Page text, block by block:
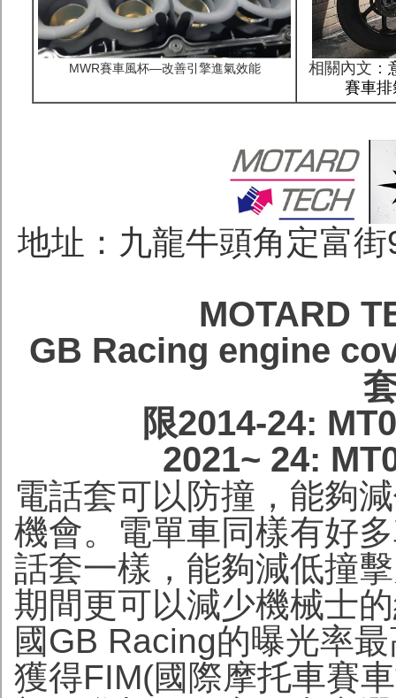
MWR賽車風杯—改善引擎進氣效能 相關內文：
賽車
地址：九龍牛頭角定富
MOTARD
GB Racing engine
限2014-24:
2021~ 24:
電話套可以防撞，能夠
機會。電單車同樣有好
話套一樣，能夠減低撞
期間更可以減少機械士
國GB Racing的曝光率
獲得FIM(國際摩托車賽